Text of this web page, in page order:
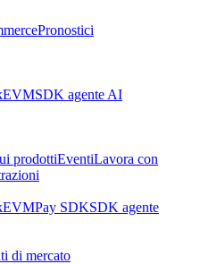
Pronostici
SDK agente AI
prodottiEventiLavora con
Pay SDKSDK agente
di mercato